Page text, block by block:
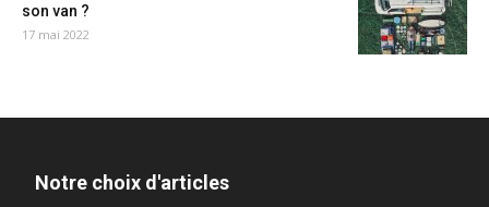
son van ?
17 mai 2022
Notre choix d'articles